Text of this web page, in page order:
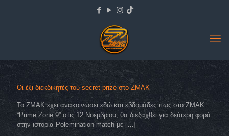
Οι έξι διεκδικητές του secret prize στο ΖΜΑΚ
Το ΖΜΑΚ έχει ανακοινώσει εδώ και εβδομάδες πως στο ZMAK
“Prime Zone 9” στις 12 Νοεμβρίου, θα διεξαχθεί για δεύτερη φορά
στην ιστορία Polemination match με […]